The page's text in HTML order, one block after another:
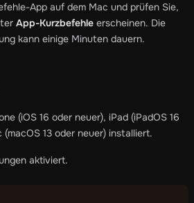
App auf dem Mac und prüfen Sie,
App-Kurzbefehle erscheinen. Die
kann einige Minuten dauern.
(iOS 16 oder neuer), iPad (iPadOS 16
13 oder neuer) installiert.
aktiviert.